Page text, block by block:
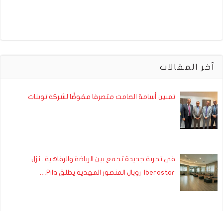
آخر المقالات
تعيين أسامة الصامت متصرفا مفوضًا لشركة توبنات
في تجربة جديدة تجمع بين الرياضة والرفاهية.. نزل
Iberostar رويال المنصور المهدية يطلق Pila…